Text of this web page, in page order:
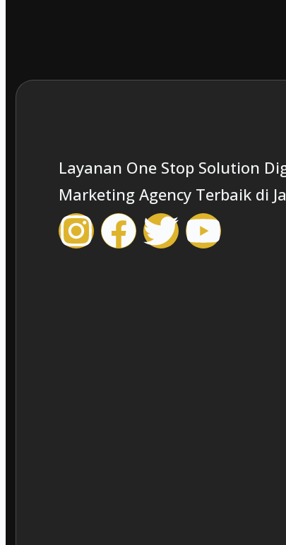
Layanan One Stop Solution
Marketing Agency Terbaik di